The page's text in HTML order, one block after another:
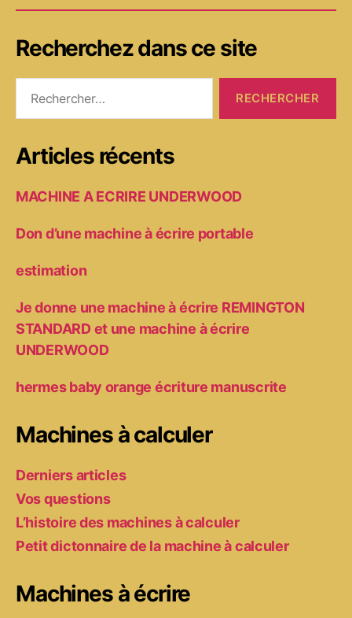
Recherchez dans ce site
Articles récents
MACHINE A ECRIRE UNDERWOOD
Don d’une machine à écrire portable
estimation
Je donne une machine à écrire REMINGTON
STANDARD et une machine à écrire
UNDERWOOD
hermes baby orange écriture manuscrite
Machines à calculer
Derniers articles
Vos questions
L’histoire des machines à calculer
Petit dictonnaire de la machine à calculer
Machines à écrire